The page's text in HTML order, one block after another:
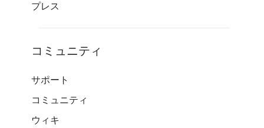
プレス
コミュニティ
サポート
コミュニティ
ウィキ